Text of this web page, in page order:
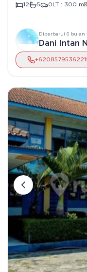
Spesifikasi : >
Sumber Air : PDAM >
4 Mobil > Legalitas :
Sofa, meja tamu,
dapur > Harga
12 5 0 LT : 300 m²
Diperbarui 6 bulan
Dani Intan
+62